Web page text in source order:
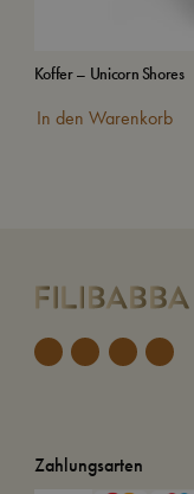
Koffer – Unicorn Shores
In den Warenkorb
Zahlungsarten